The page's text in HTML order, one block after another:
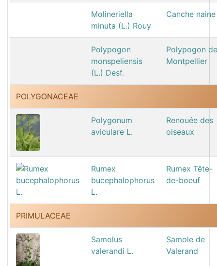
Molineriella
minuta (L.) Rouy
Canche naine
Polypogon
monspeliensis
(L.) Desf.
Polypogon de
Montpellier
POLYGONACEAE
Polygonum
aviculare L.
Renouée des
oiseaux
Rumex
bucephalophorus
L.
Rumex Tête-
de-boeuf
PRIMULACEAE
Samolus
valerandi L.
Samole de
Valerand